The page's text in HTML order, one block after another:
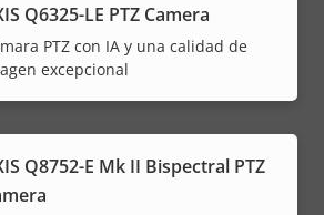
Q6325-LE PTZ Camera
PTZ con IA y una calidad de
excepcional
Q8752-E Mk II Bispectral PTZ